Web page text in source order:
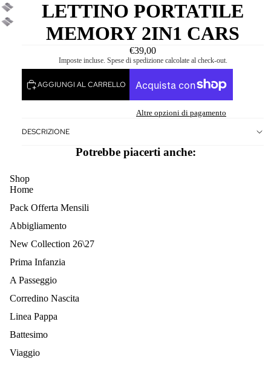
LETTINO PORTATILE
MEMORY 2IN1 CARS
€39,00
Imposte incluse. Spese di spedizione calcolate al check-out.
AGGIUNGI AL CARRELLO
Altre opzioni di pagamento
DESCRIZIONE
Potrebbe piacerti anche:
Shop
Home
Pack Offerta Mensili
Abbigliamento
New Collection 26\27
Prima Infanzia
A Passeggio
Corredino Nascita
Linea Pappa
Battesimo
Viaggio